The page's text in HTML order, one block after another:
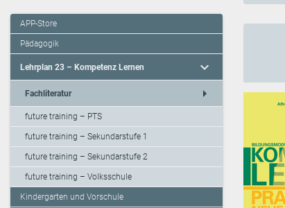
APP-Store
Pädagogik
Lehrplan 23 – Kompetenz Lernen expand_more
Fachliteratur arrow_right
future training – PTS
future training – Sekundarstufe 1
future training – Sekundarstufe 2
future training – Volksschule
Kindergarten und Vorschule